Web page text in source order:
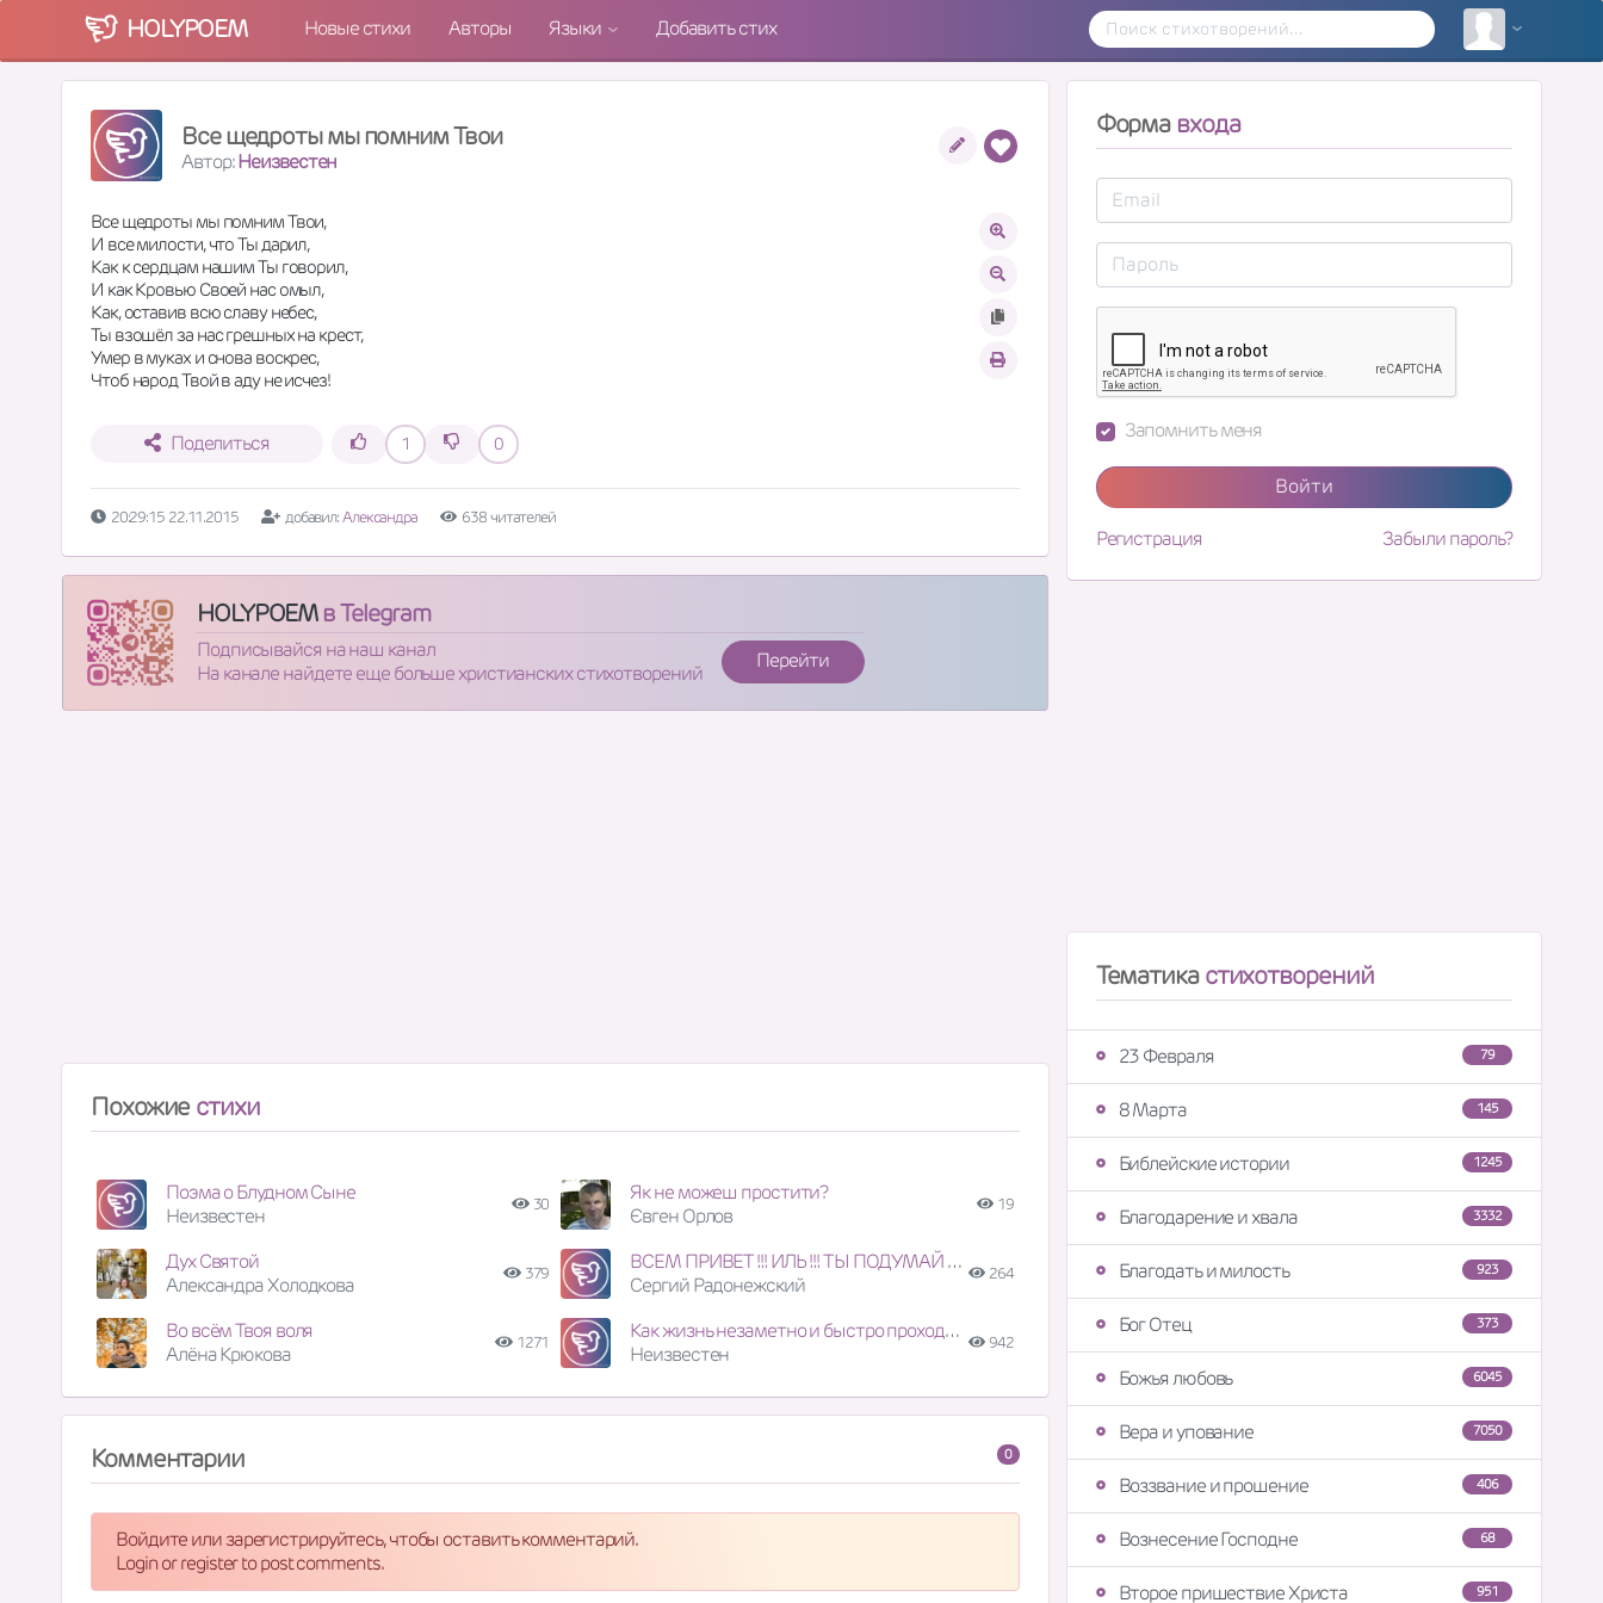
HOLYPOEM Новые стихи Авторы Языки Добавить стих
Все щедроты мы помним Твои
Автор:Неизвестен
Все щедроты мы помним Твои,
И все милости, что Ты дарил,
Как к сердцам нашим Ты говорил,
И как Кровью Своей нас омыл,
Как, оставив всю славу небес,
Ты взошёл за нас грешных на крест,
Умер в муках и снова воскрес,
Чтоб народ Твой в аду не исчез!
Поделиться 1 0
20:29:15 22.11.2015 добавил:Александра 638 читателей
HOLYPOEMв Telegram
Подписывайся на наш канал
На канале найдете еще больше христианских стихотворений
Перейти
Похожие стихи
Поэма о Блудном Сыне
Неизвестен
30
Як не можеш простити?
Євген Орлов
19
Дух Святой
Александра Холодкова
379
ВСЕМ ПРИВЕТ !!! ИЛЬ !!! ТЫ ПОДУМАЙ !!! ПР 3!!!!
Сергий Радонежский
264
Во всём Твоя воля
Алёна Крюкова
1271
Как жизнь незаметно и быстро проходит
Неизвестен
942
0
Комментарии
Войдите или зарегистрируйтесь, чтобы оставить комментарий.
Login or register to post comments.
Форма входа
Запомнить меня
Войти
Регистрация Забыли пароль?
Тематикастихотворений
79
23 Февраля
145
8 Марта
1245
Библейские истории
3332
Благодарение и хвала
923
Благодать и милость
373
Бог Отец
6045
Божья любовь
7050
Вера и упование
406
Воззвание и прошение
68
Вознесение Господне
951
Второе пришествие Христа